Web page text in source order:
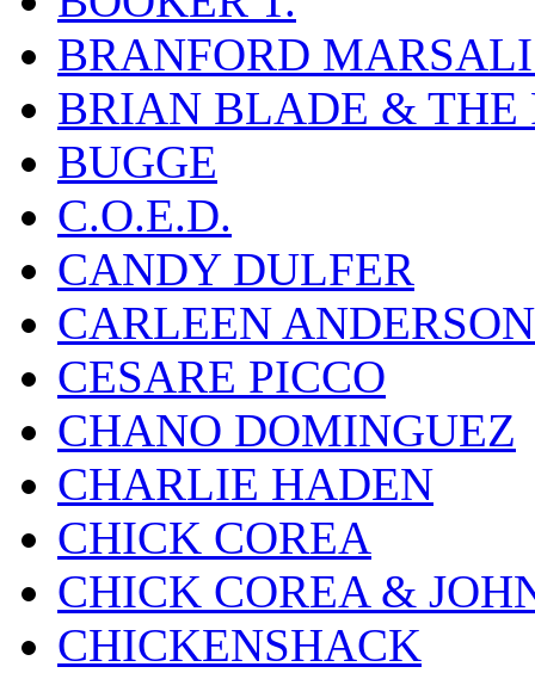
BRANFORD
BRIAN BLADE & THE
BUGGE
C.O.E.D.
CANDY DULFER
CARLEEN ANDERSON
CESARE PICCO
CHANO DOMINGUEZ
CHARLIE HADEN
CHICK COREA
CHICK COREA &
CHICKENSHACK